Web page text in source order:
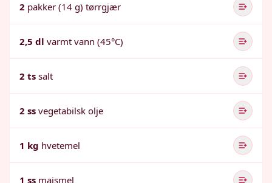
2 pakker (14 g) tørrgjær
2,5 dl varmt vann (45°C)
2 ts salt
2 ss vegetabilsk olje
1 kg hvetemel
1 ss maismel